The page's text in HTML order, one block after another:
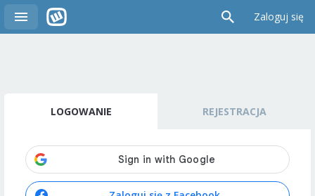
Zaloguj się
LOGOWANIE REJESTRACJA